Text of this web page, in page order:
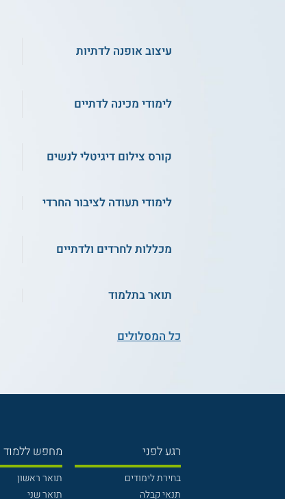
עיצוב אופנה לדתיות
לימודי מכינה לדתיים
קורס צילום דיגיטלי לנשים
לימודי תעודה לציבור החרדי
מכללות לחרדים ולדתיים
תואר בתלמוד
כל המסלולים
רגע לפני
בחירת לימודים
תנאי קבלה
מחפש ללמוד
תואר ראשון
תואר שני